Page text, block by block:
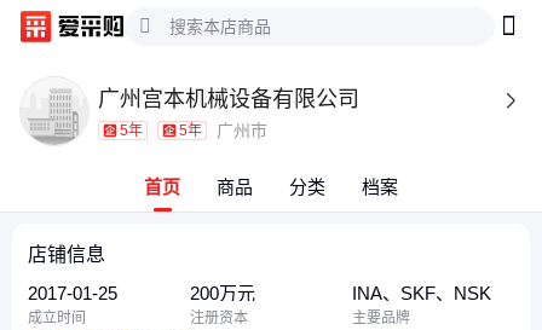
广州宫本机械设备有限公司 
5年 5年 广州市
首页 商品 分类 档案
店铺信息
2017-01-25
成立时间
200万元
注册资本
INA、SKF、NSK
主要品牌